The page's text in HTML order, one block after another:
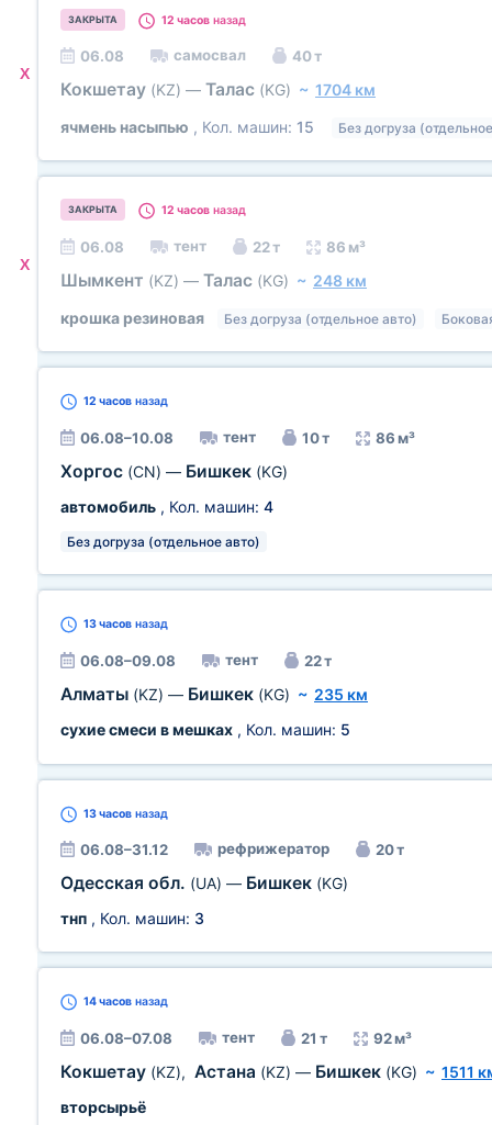
X
ЗАКРЫТА 12 часов назад
06.08 самосвал 40 т
Кокшетау (KZ) — Талас (KG) ~ 1704 км
ячмень насыпью , Кол. машин: 15 Без догруза
X
ЗАКРЫТА 12 часов назад
06.08 тент 22 т 86 м³
Шымкент (KZ) — Талас (KG) ~ 248 км
крошка резиновая
Без догруза (отдельное авто)
12 часов назад
06.08–10.08 тент 10 т 86 м³
Хоргос (CN) — Бишкек (KG)
автомобиль , Кол. машин: 4
Без догруза (отдельное авто)
13 часов назад
06.08–09.08 тент 22 т
Алматы (KZ) — Бишкек (KG) ~ 235 км
сухие смеси в мешках , Кол. машин: 5
13 часов назад
06.08–31.12 рефрижератор 20 т
Одесская обл. (UA) — Бишкек (KG)
тнп , Кол. машин: 3
14 часов назад
06.08–07.08 тент 21 т 92 м³
Кокшетау (KZ), Астана (KZ) — Бишкек (KG) ~ 1511
вторсырьё